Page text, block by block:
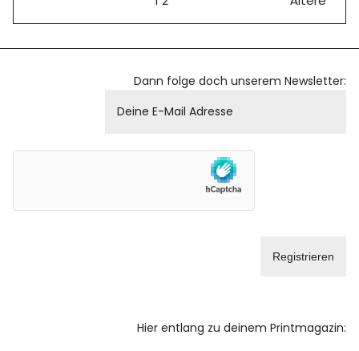
Dann folge doch unserem Newsletter:
Hier entlang zu deinem Printmagazin: